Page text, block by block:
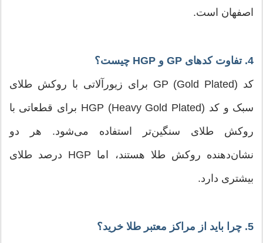
اصفهان است.
4. تفاوت کدهای GP و HGP چیست؟
کد GP (Gold Plated) برای زیورآلاتی با روکش طلای
سبک و کد HGP (Heavy Gold Plated) برای قطعاتی با
روکش طلای سنگین‌تر استفاده می‌شود. هر دو
نشان‌دهنده روکش طلا هستند، اما HGP درصد طلای
بیشتری دارد.
5. چرا باید از مراکز معتبر طلا خرید؟